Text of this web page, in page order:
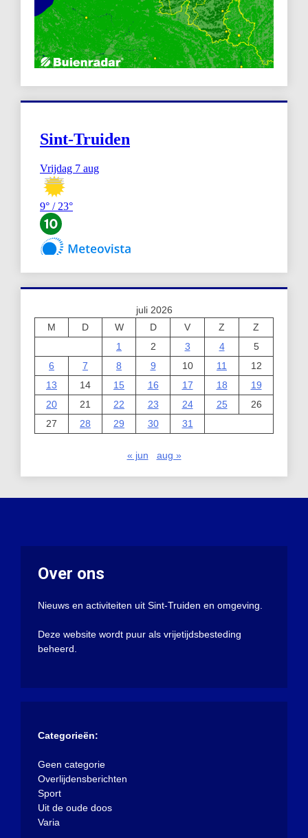
juli 2026
M
D W D V Z
Z
1
2 3 4
5
6
7 8 9 10 11
12
13
14 15 16 17 18
19
20
21 22 23 24 25
26
27
28 29 30 31
« jun aug »
Over ons
Nieuws en activiteiten uit Sint-Truiden en omgeving.
Deze website wordt puur als vrijetijdsbesteding
beheerd.
Categorieën:
Geen categorie
Overlijdensberichten
Sport
Uit de oude doos
Varia